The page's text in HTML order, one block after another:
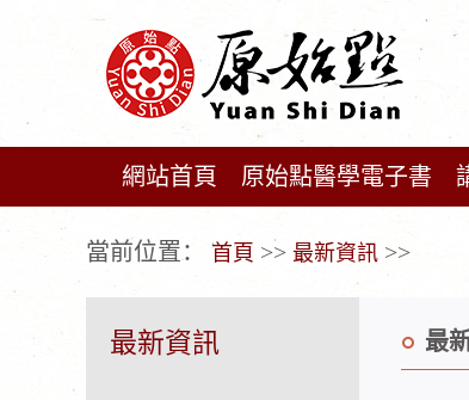
網站首頁 原始點醫學電子書
當前位置： 首頁 >> 最新資訊 >>
最新資訊 最